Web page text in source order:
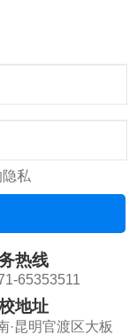
私
热线
65353511
地址
·昆明官渡区大板